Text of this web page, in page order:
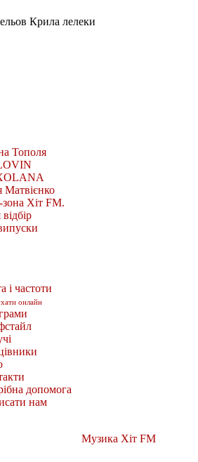
Крила лелеки
Тополя
Матвієнко
Хіт FM.
і частоти
онлайн
допомога
нам
Музика Хіт FM